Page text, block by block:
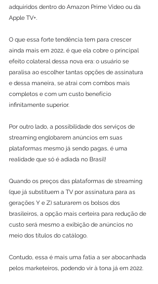
adquiridos dentro do Amazon Prime Video ou da
Apple TV+.
O que essa forte tendência tem para crescer
ainda mais em 2022, é que ela cobre o principal
efeito colateral dessa nova era: o usuário se
paralisa ao escolher tantas opções de assinatura
e dessa maneira, se atrai com combos mais
completos e com um custo benefício
infinitamente superior.
Por outro lado, a possibilidade dos serviços de
streaming englobarem anúncios em suas
plataformas mesmo já sendo pagas, é uma
realidade que só é adiada no Brasil!
Quando os preços das plataformas de streaming
(que já substituem a TV por assinatura para as
gerações Y e Z) saturarem os bolsos dos
brasileiros, a opção mais certeira para redução de
custo será mesmo a exibição de anúncios no
meio dos títulos do catálogo.
Contudo, essa é mais uma fatia a ser abocanhada
pelos marketeiros, podendo vir à tona já em 2022.